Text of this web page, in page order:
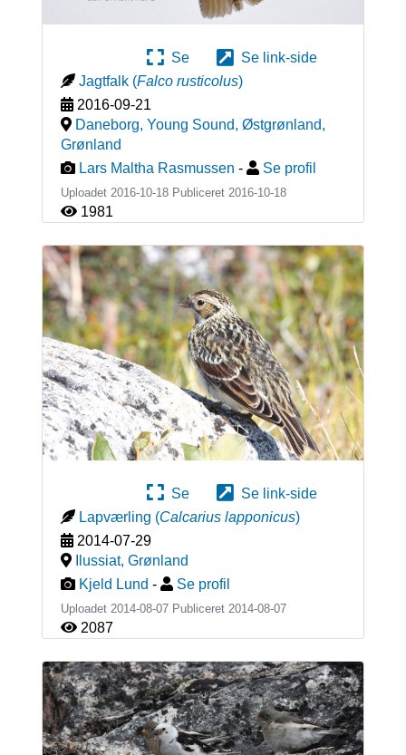
Se
Se link-side
Jagtfalk (Falco rusticolus)
2016-09-21
Daneborg, Young Sound, Østgrønland,
Grønland
Lars Maltha Rasmussen - Se profil
Uploadet 2016-10-18 Publiceret 2016-10-18
1981
Se
Se link-side
Lapværling (Calcarius lapponicus)
2014-07-29
Ilussiat, Grønland
Kjeld Lund - Se profil
Uploadet 2014-08-07 Publiceret 2014-08-07
2087